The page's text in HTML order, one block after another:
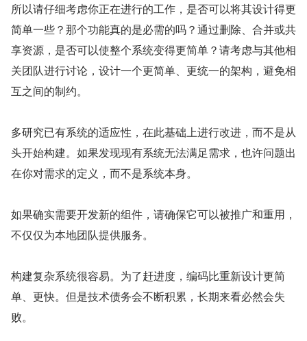
所以请仔细考虑你正在进行的工作，是否可以将其设计得更
简单一些？那个功能真的是必需的吗？通过删除、合并或共
享资源，是否可以使整个系统变得更简单？请考虑与其他相
关团队进行讨论，设计一个更简单、更统一的架构，避免相
互之间的制约。
多研究已有系统的适应性，在此基础上进行改进，而不是从
头开始构建。如果发现现有系统无法满足需求，也许问题出
在你对需求的定义，而不是系统本身。
如果确实需要开发新的组件，请确保它可以被推广和重用，
不仅仅为本地团队提供服务。
构建复杂系统很容易。为了赶进度，编码比重新设计更简
单、更快。但是技术债务会不断积累，长期来看必然会失
败。